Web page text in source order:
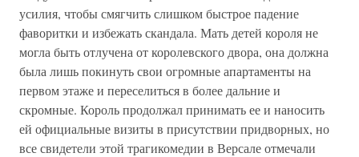
усилия, чтобы смягчить слишком быстрое падение
фаворитки и избежать скандала. Мать детей короля не
могла быть отлучена от королевского двора, она должна
была лишь покинуть свои огромные апартаменты на
первом этаже и переселиться в более дальние и
скромные. Король продолжал принимать ее и наносить
ей официальные визиты в присутствии придворных, но
все свидетели этой трагикомедии в Версале отмечали